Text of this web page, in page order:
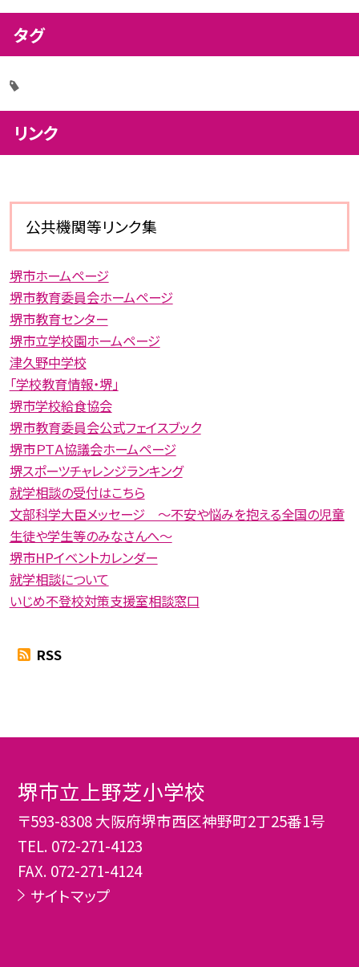
タグ
リンク
公共機関等リンク集
堺市ホームページ
堺市教育委員会ホームページ
堺市教育センター
堺市立学校園ホームページ
津久野中学校
「学校教育情報・堺」
堺市学校給食協会
堺市教育委員会公式フェイスブック
堺市ＰＴＡ協議会ホームページ
堺スポーツチャレンジランキング
就学相談の受付はこちら
文部科学大臣メッセージ 〜不安や悩みを抱える全国の児童
生徒や学生等のみなさんへ〜
堺市HPイベントカレンダー
就学相談について
いじめ不登校対策支援室相談窓口
RSS
堺市立上野芝小学校
〒593-8308 大阪府堺市西区神野町2丁25番1号
TEL. 072-271-4123
FAX. 072-271-4124
サイトマップ